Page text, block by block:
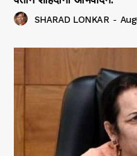
SHARAD LONKAR -